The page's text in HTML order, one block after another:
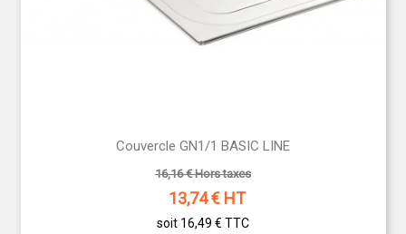
Couvercle GN1/1 BASIC LINE
16,16 € Hors taxes
13,74€ HT
soit 16,49 € TTC